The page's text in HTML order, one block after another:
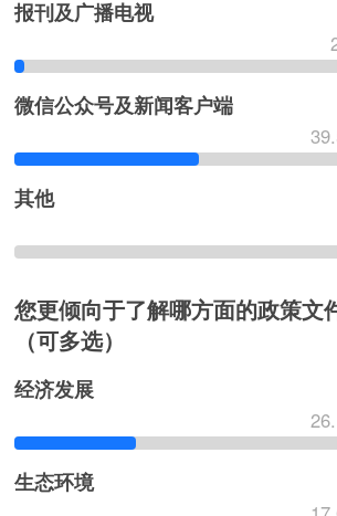
报刊及广播电视
微信公众号及新闻客户端
其他
您更倾向于了解哪方面的政策文
（可多选）
经济发展
生态环境